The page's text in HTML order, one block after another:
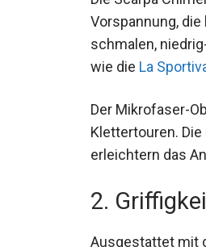
Vorspannung,
schmalen,
(ähnlich wie die
Der Mikrofaser-
Klettertouren.
erleichtern das
2.
Ausgestattet mit